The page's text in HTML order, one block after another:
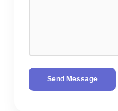
Send Message